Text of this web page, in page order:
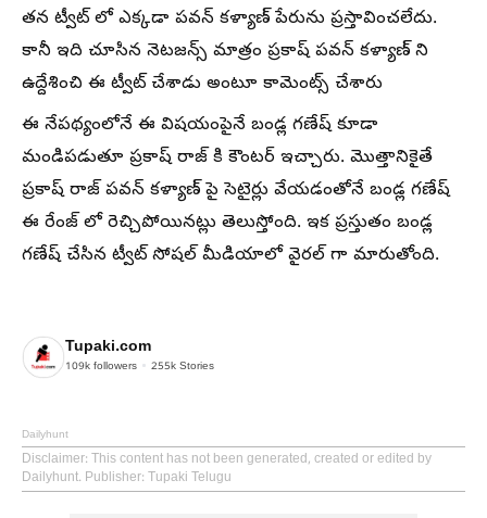
తన ట్వీట్ లో ఎక్కడా పవన్ కళ్యాణ్ పేరును ప్రస్తావించలేదు.
కానీ ఇది చూసిన నెటజన్స్ మాత్రం ప్రకాష్ పవన్ కళ్యాణ్ ని
ఉద్దేశించి ఈ ట్వీట్ చేశాడు అంటూ కామెంట్స్ చేశారు
ఈ నేపథ్యంలోనే ఈ విషయంపైనే బండ్ల గణేష్ కూడా
మండిపడుతూ ప్రకాష్ రాజ్ కి కౌంటర్ ఇచ్చారు. మొత్తానికైతే
ప్రకాష్ రాజ్ పవన్ కళ్యాణ్ పై సెటైర్లు వేయడంతోనే బండ్ల గణేష్
ఈ రేంజ్ లో రెచ్చిపోయినట్లు తెలుస్తోంది. ఇక ప్రస్తుతం బండ్ల
గణేష్ చేసిన ట్వీట్ సోషల్ మీడియాలో వైరల్ గా మారుతోంది.
Tupaki.com
109k followers 255k Stories
Dailyhunt
Disclaimer: This content has not been generated, created or edited by
Dailyhunt. Publisher: Tupaki Telugu